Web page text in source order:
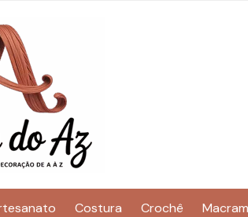
Costura Crochê